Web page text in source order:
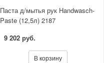
Паста д/мытья рук Handwasch-
Paste (12,5л) 2187
9 202 руб.
В корзину